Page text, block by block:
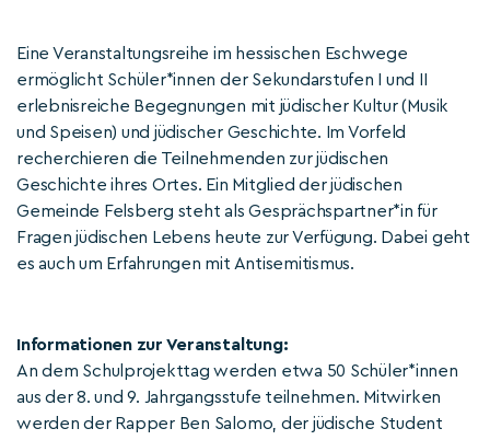
Eine Veranstaltungsreihe im hessischen Eschwege
ermöglicht Schüler*innen der Sekundarstufen I und II
erlebnisreiche Begegnungen mit jüdischer Kultur (Musik
und Speisen) und jüdischer Geschichte. Im Vorfeld
recherchieren die Teilnehmenden zur jüdischen
Geschichte ihres Ortes. Ein Mitglied der jüdischen
Gemeinde Felsberg steht als Gesprächspartner*in für
Fragen jüdischen Lebens heute zur Verfügung. Dabei geht
es auch um Erfahrungen mit Antisemitismus.
Informationen zur Veranstaltung:
An dem Schulprojekttag werden etwa 50 Schüler*innen
aus der 8. und 9. Jahrgangsstufe teilnehmen. Mitwirken
werden der Rapper Ben Salomo, der jüdische Student